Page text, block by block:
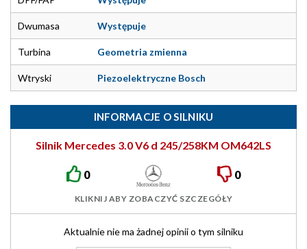
Dwumasa Występuje
Turbina Geometria zmienna
Wtryski Piezoelektryczne Bosch
INFORMACJE O SILNIKU
Silnik Mercedes 3.0 V6 d 245/258KM OM642LS
0 0
KLIKNIJ ABY ZOBACZYĆ SZCZEGÓŁY
Aktualnie nie ma żadnej opinii o tym silniku